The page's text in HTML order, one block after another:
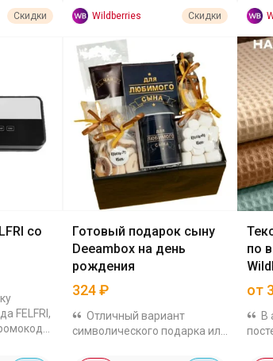
Скидки
со
FELFRI,
Wildberries Скидки
Готовый подарок сыну
Deeambox на день
рождения
324₽
Отличный вариант
символического подарка или
по
от
В